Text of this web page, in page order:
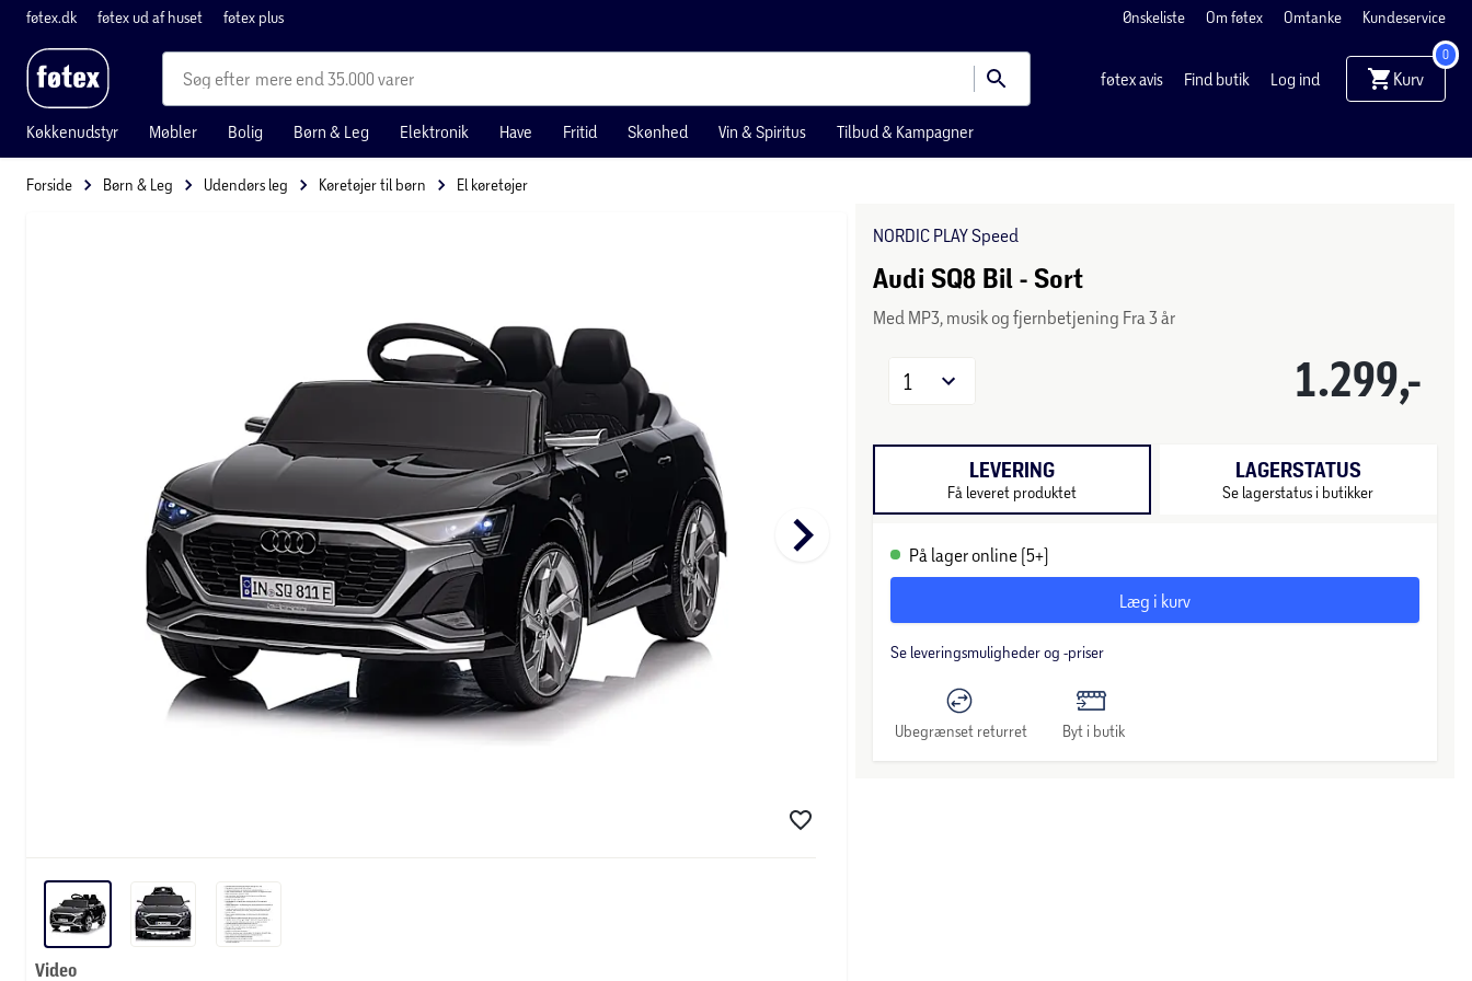
føtex.dk føtex ud af huset føtex plus Ønskeliste Om føtex Omtanke Kundeservice
mere end 35.000 varer føtex avis Find butik Log ind Kurv
0
Køkkenudstyr Møbler Bolig Børn & Leg Elektronik Have Fritid Skønhed Vin & Spiritus Tilbud & Kampagner
Forside Børn & Leg Udendørs leg Køretøjer til børn El køretøjer
keyboard_arrow_right
Video
NORDIC PLAY Speed
Audi SQ8 Bil - Sort
Med MP3, musik og fjernbetjening Fra 3 år
1.299,-
1
LEVERING
Få leveret produktet
LAGERSTATUS
Se lagerstatus i butikker
På lager online (5+)
Læg i kurv
Se leveringsmuligheder og -priser
Ubegrænset returret Byt i butik